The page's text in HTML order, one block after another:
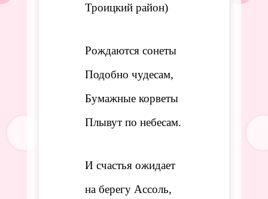
Троицкий район)
Рождаются сонеты
Подобно чудесам,
Бумажные корветы
Плывут по небесам.
И счастья ожидает
на берегу Ассоль,